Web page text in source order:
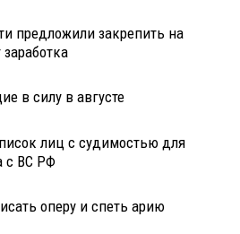
предложили закрепить на
в силу в августе
лиц с судимостью для
с ВС РФ
оперу и спеть арию